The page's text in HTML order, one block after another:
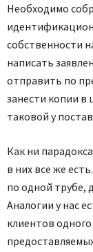
Необходимо
собственности
написать
отправить по
занести копии в
таковой у
Как ни
в них все же
по одной трубе,
Аналогии у нас
клиентов